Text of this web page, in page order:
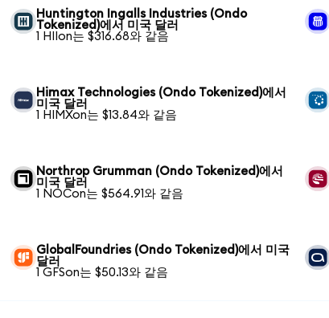
Huntington Ingalls Industries (Ondo
Tokenized)에서 미국 달러
1 HIIon는 $316.68와 같음
Himax Technologies (Ondo Tokenized)에서
미국 달러
1 HIMXon는 $13.84와 같음
Northrop Grumman (Ondo Tokenized)에서
미국 달러
1 NOCon는 $564.91와 같음
GlobalFoundries (Ondo Tokenized)에서 미국
달러
1 GFSon는 $50.13와 같음